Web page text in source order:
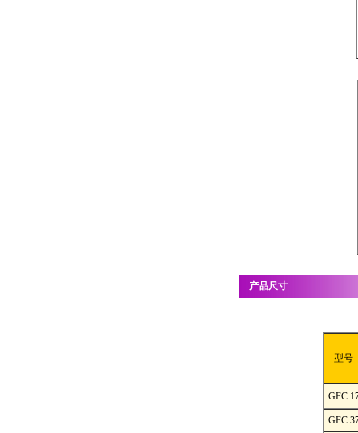
产品尺寸
型号
GFC
GFC